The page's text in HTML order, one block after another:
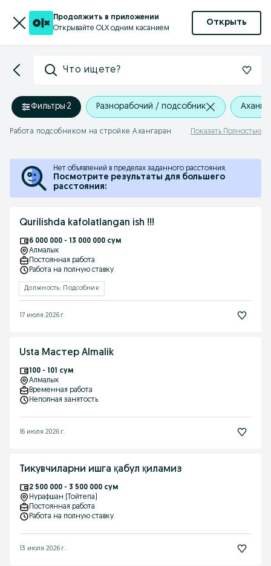
Продолжить в приложении
Открывайте OLX одним касанием
Открыть
Что ищете?
Фильтры·2 Разнорабочий / подсобник
Работа подсобником на стройке Ахангаран Показать Полностью
Нет объявлений в пределах заданного расстояния.
Посмотрите результаты для большего
расстояния:
Qurilishda kafolatlangan ish !!!
6 000 000 - 13 000 000 сум
Алмалык
Постоянная работа
Работа на полную ставку
Должность: Подсобник
17 июля 2026 г.
Usta Мастер Almalik
100 - 101 сум
Алмалык
Временная работа
Неполная занятость
16 июля 2026 г.
Тикувчиларни ишга қабул қиламиз
2 500 000 - 3 500 000 сум
Нурафшан (Тойтепа)
Постоянная работа
Работа на полную ставку
13 июля 2026 г.